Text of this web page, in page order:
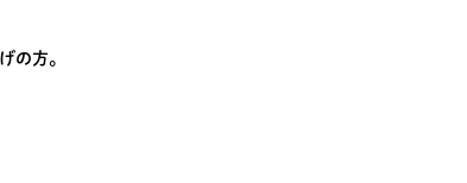
の方。